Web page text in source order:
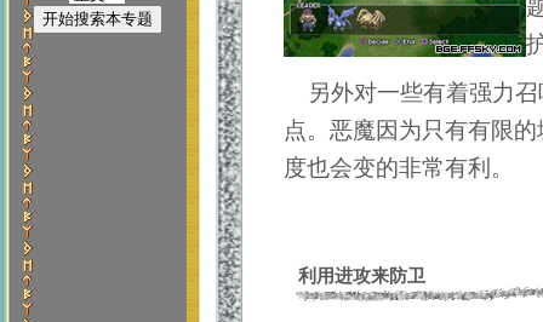
另外对一些有着强力召
点。恶魔因为只有有限
度也会变的非常有利。
利用进攻来防卫